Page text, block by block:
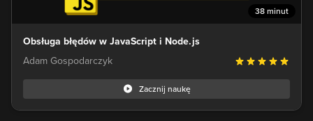
38 minut
Obsługa błędów w JavaScript i Node.js
Adam Gospodarczyk
Zacznij naukę